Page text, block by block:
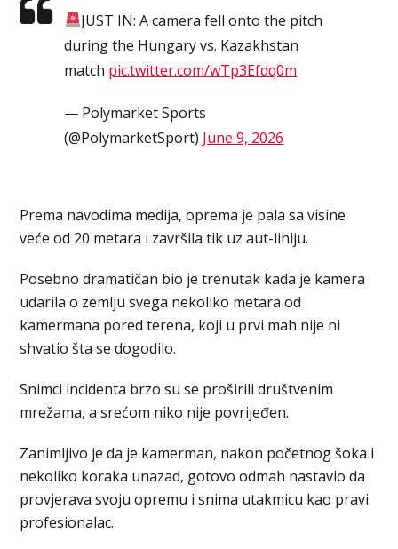
JUST IN: A camera fell onto the pitch
during the Hungary vs. Kazakhstan
match pic.twitter.com/wTp3Efdq0m
— Polymarket Sports
(@PolymarketSport) June 9, 2026
Prema navodima medija, oprema je pala sa visine
veće od 20 metara i završila tik uz aut-liniju.
Posebno dramatičan bio je trenutak kada je kamera
udarila o zemlju svega nekoliko metara od
kamermana pored terena, koji u prvi mah nije ni
shvatio šta se dogodilo.
Snimci incidenta brzo su se proširili društvenim
mrežama, a srećom niko nije povrijeđen.
Zanimljivo je da je kamerman, nakon početnog šoka i
nekoliko koraka unazad, gotovo odmah nastavio da
provjerava svoju opremu i snima utakmicu kao pravi
profesionalac.